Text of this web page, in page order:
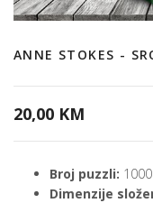
ANNE STOKES -
20,00 KM
Broj puzzli:
Dimenzije